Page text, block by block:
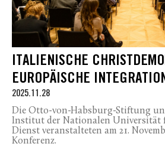
ITALIENISCHE
EUROPÄISCHE
2025.11.28
Die Otto-von-Habsburg-Stiftung
Institut der Nationalen Universität
Dienst veranstalteten am 21.
Konferenz.